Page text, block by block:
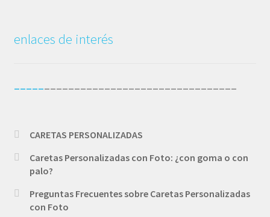
enlaces de interés
CARETAS PERSONALIZADAS
Caretas Personalizadas con Foto: ¿con goma o con
palo?
Preguntas Frecuentes sobre Caretas Personalizadas
con Foto